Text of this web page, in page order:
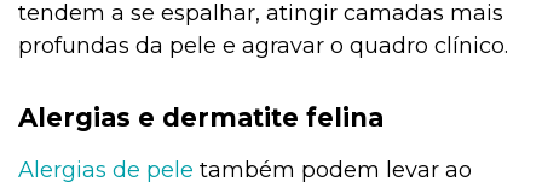
tendem a se espalhar, atingir camadas mais
profundas da pele e agravar o quadro clínico.
Alergias e dermatite felina
Alergias de pele também podem levar ao